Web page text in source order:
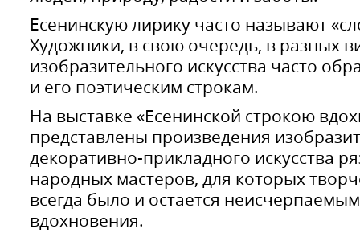
Есенинскую лирику часто называют
Художники, в свою очередь, в разных
изобразительного искусства часто
и его поэтическим строкам.
На выставке «Есенинской строкою
представлены произведения
декоративно-прикладного искусства
народных мастеров, для которых
всегда было и остается
вдохновения.